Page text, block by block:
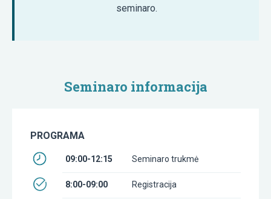
seminaro.
Seminaro informacija
PROGRAMA
09:00-12:15 Seminaro trukmė
8:00-09:00 Registracija